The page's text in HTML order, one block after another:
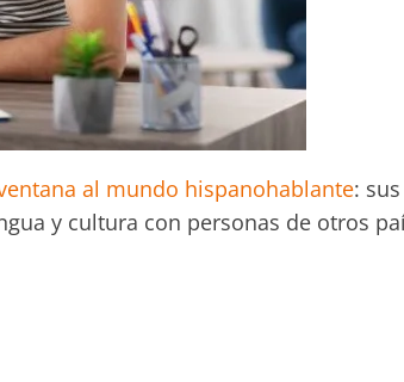
al mundo hispanohablante:
y cultura con personas de otros